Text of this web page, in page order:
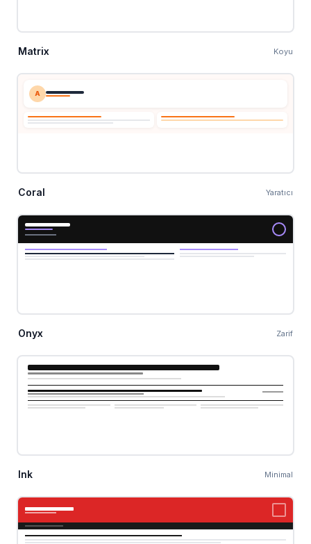
Matrix Koyu
A
Coral Yaratıcı
Onyx Zarif
Ink Minimal